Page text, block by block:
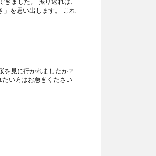
ました。 振り返れば、
」を思い出します。 これ
を見に行かれましたか？
い方はお急ぎください